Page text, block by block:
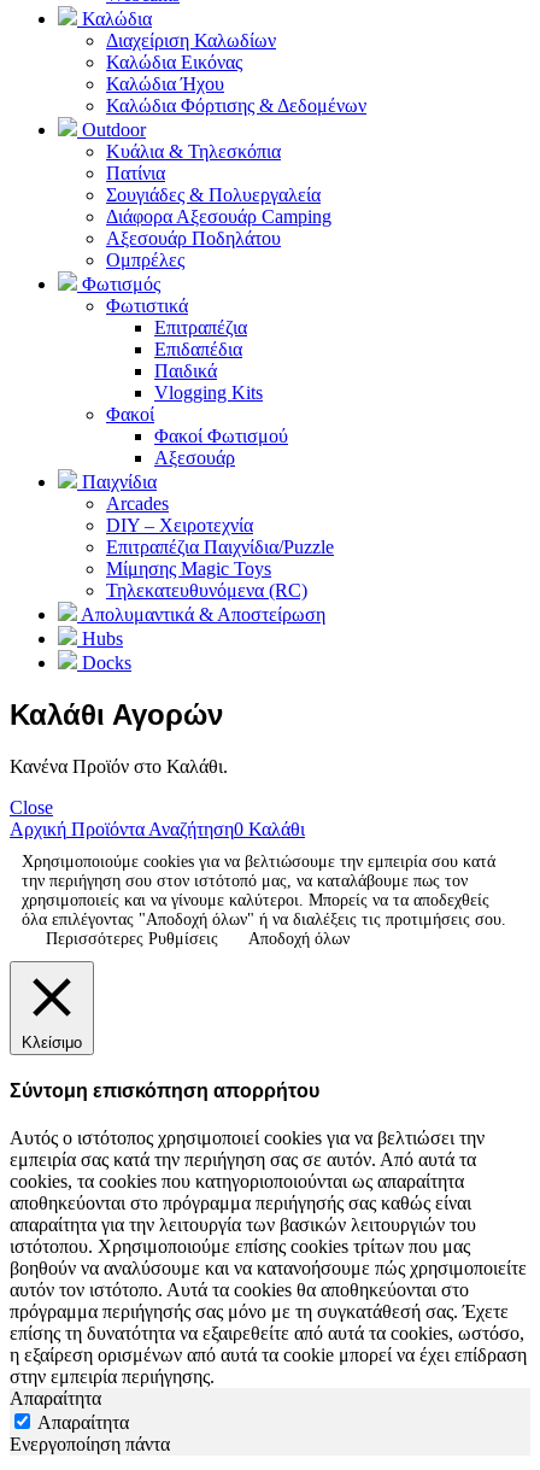
Καλώδια
Διαχείριση Καλωδίων
Καλώδια Εικόνας
Καλώδια Ήχου
Καλώδια Φόρτισης & Δεδομένων
Outdoor
Κυάλια & Τηλεσκόπια
Πατίνια
Σουγιάδες & Πολυεργαλεία
Διάφορα Αξεσουάρ Camping
Αξεσουάρ Ποδηλάτου
Ομπρέλες
Φωτισμός
Φωτιστικά
Επιτραπέζια
Επιδαπέδια
Παιδικά
Vlogging Kits
Φακοί
Φακοί Φωτισμού
Αξεσουάρ
Παιχνίδια
Arcades
DIY – Χειροτεχνία
Επιτραπέζια Παιχνίδια/Puzzle
Μίμησης Magic Toys
Τηλεκατευθυνόμενα (RC)
Απολυμαντικά & Αποστείρωση
Hubs
Docks
Καλάθι Αγορών
Κανένα Προϊόν στο Καλάθι.
Close
Αρχική Προϊόντα Αναζήτηση0 Καλάθι
Χρησιμοποιούμε cookies για να βελτιώσουμε την εμπειρία σου κατά
την περιήγηση σου στον ιστότοπό μας, να καταλάβουμε πως τον
χρησιμοποιείς και να γίνουμε καλύτεροι. Μπορείς να τα αποδεχθείς
όλα επιλέγοντας "Αποδοχή όλων" ή να διαλέξεις τις προτιμήσεις σου.
Περισσότερες Ρυθμίσεις
Αποδοχή όλων
Κλείσιμο
Σύντομη επισκόπηση απορρήτου
Αυτός ο ιστότοπος χρησιμοποιεί cookies για να βελτιώσει την
εμπειρία σας κατά την περιήγηση σας σε αυτόν. Από αυτά τα
cookies, τα cookies που κατηγοριοποιούνται ως απαραίτητα
αποθηκεύονται στο πρόγραμμα περιήγησής σας καθώς είναι
απαραίτητα για την λειτουργία των βασικών λειτουργιών του
ιστότοπου. Χρησιμοποιούμε επίσης cookies τρίτων που μας
βοηθούν να αναλύσουμε και να κατανοήσουμε πώς χρησιμοποιείτε
αυτόν τον ιστότοπο. Αυτά τα cookies θα αποθηκεύονται στο
πρόγραμμα περιήγησής σας μόνο με τη συγκατάθεσή σας. Έχετε
επίσης τη δυνατότητα να εξαιρεθείτε από αυτά τα cookies, ωστόσο,
η εξαίρεση ορισμένων από αυτά τα cookie μπορεί να έχει επίδραση
στην εμπειρία περιήγησης.
Απαραίτητα
Απαραίτητα
Ενεργοποίηση πάντα